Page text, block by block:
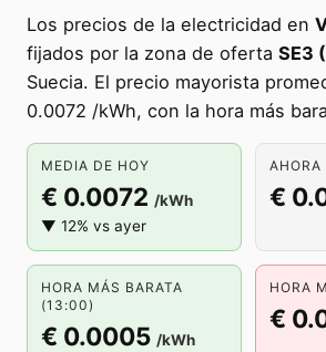
Los precios de la electricidad en
fijados por la zona de oferta SE3
Suecia. El precio mayorista
0.0072 /kWh, con la hora más
MEDIA DE HOY
€ 0.0072 /kWh
▼ 12% vs ayer
€
HORA MÁS BARATA
(13:00)
€ 0.0005 /kWh
HORA
€